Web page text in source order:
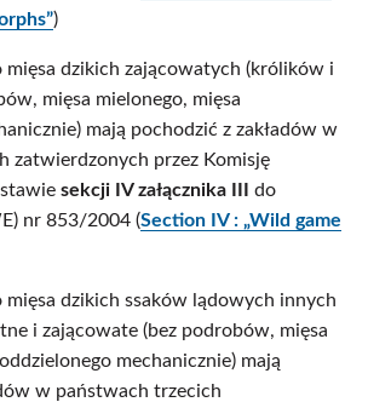
)
mięsa dzikich zającowatych (królików i
mięsa mielonego, mięsa
mają pochodzić z zakładów w
zatwierdzonych przez Komisję
sekcji IV załącznika III
do
nr 853/2004 (Section IV : „Wild game
mięsa dzikich ssaków lądowych innych
i zającowate (bez podrobów, mięsa
mechanicznie) mają
w państwach trzecich